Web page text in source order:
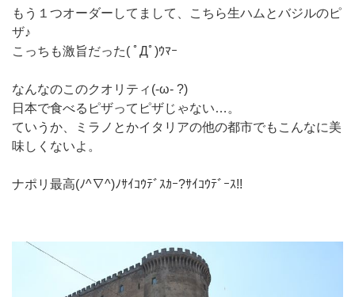
もう１つオーダーしてまして、こちら生ハムとバジルのピ
ザ♪
こっちも激旨だった( ﾟДﾟ)ｳﾏｰ
なんなのこのクオリティ(-ω- ?)
日本で食べるピザってピザじゃない…。
ていうか、ミラノとかイタリアの他の都市でもこんなに美
味しくないよ。
ナポリ最高(ﾉ^∇^)ﾉｻｲｺｳﾃﾞｽｶｰ?ｻｲｺｳﾃﾞｰｽ!!